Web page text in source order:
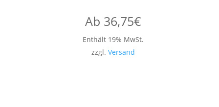
Ab 36,75€
Enthält 19% MwSt.
zzgl. Versand